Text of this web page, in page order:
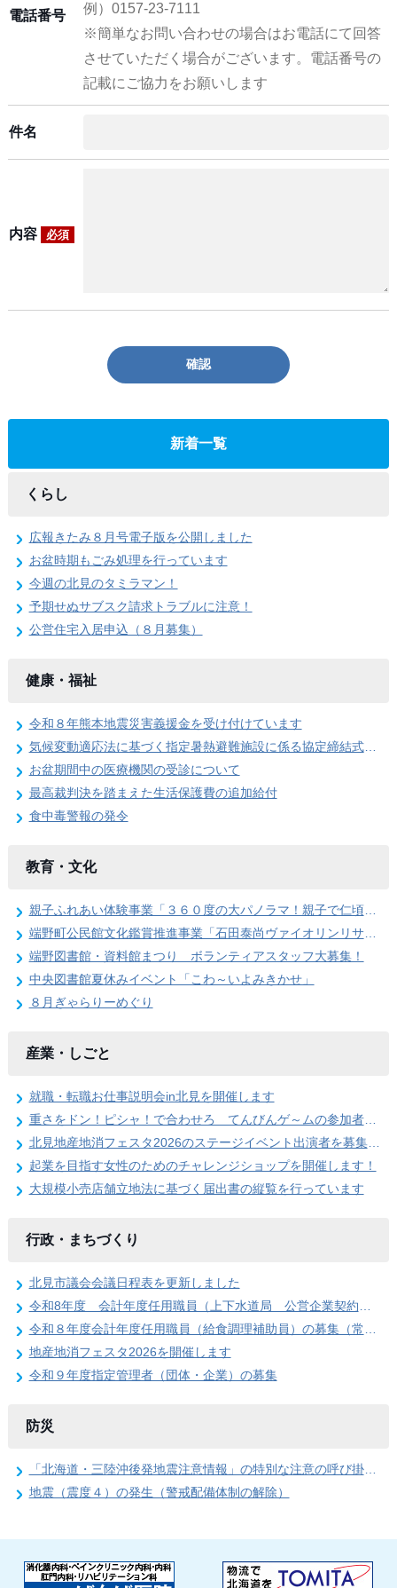
電話番号
例）0157-23-7111
※簡単なお問い合わせの場合はお電話にて回答
させていただく場合がございます。電話番号の
記載にご協力をお願いします
件名
内容 必須
確認
新着一覧
くらし
広報きたみ８月号電子版を公開しました
お盆時期もごみ処理を行っています
今週の北見のタミラマン！
予期せぬサブスク請求トラブルに注意！
公営住宅入居申込（８月募集）
健康・福祉
令和８年熊本地震災害義援金を受け付けています
気候変動適応法に基づく指定暑熱避難施設に係る協定締結式を開催しました
お盆期間中の医療機関の受診について
最高裁判決を踏まえた生活保護費の追加給付
食中毒警報の発令
教育・文化
親子ふれあい体験事業「３６０度の大パノラマ！親子で仁頃登山」の参加者募集のお知らせ
端野町公民館文化鑑賞推進事業「石田泰尚ヴァイオリンリサイタル」を開催します
端野図書館・資料館まつり ボランティアスタッフ大募集！
中央図書館夏休みイベント「こわ～いよみきかせ」
８月ぎゃらりーめぐり
産業・しごと
就職・転職お仕事説明会in北見を開催します
重さをドン！ピシャ！で合わせろ てんびんゲ～ムの参加者を募集します（北見地産地消フェスタ2026）
北見地産地消フェスタ2026のステージイベント出演者を募集します
起業を目指す女性のためのチャレンジショップを開催します！
大規模小売店舗立地法に基づく届出書の縦覧を行っています
行政・まちづくり
北見市議会会議日程表を更新しました
令和8年度 会計年度任用職員（上下水道局 公営企業契約管理事務員）の募集
令和８年度会計年度任用職員（給食調理補助員）の募集（常呂学校給食センター）
地産地消フェスタ2026を開催します
令和９年度指定管理者（団体・企業）の募集
防災
「北海道・三陸沖後発地震注意情報」の特別な注意の呼び掛け期間の終了
地震（震度４）の発生（警戒配備体制の解除）